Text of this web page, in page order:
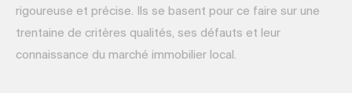
rigoureuse et précise. Ils se basent pour ce faire sur une
trentaine de critères qualités, ses défauts et leur
connaissance du marché immobilier local.